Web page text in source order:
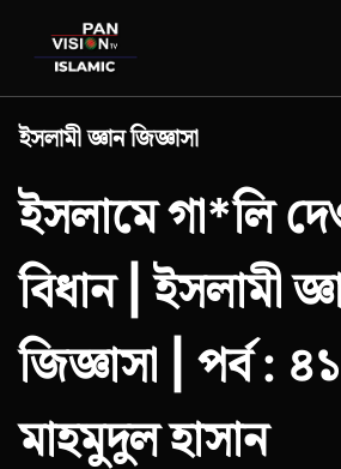
ইসলামী জ্ঞান জিজ্ঞাসা
ইসলামে গা*লি
বিধান | ইসলামী
জিজ্ঞাসা | পর্ব :
মাহমুদুল হাসান